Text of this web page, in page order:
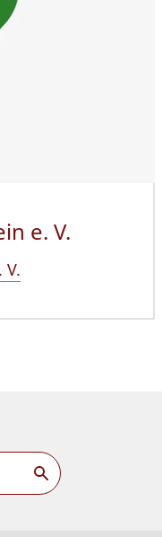
e. V.
V.